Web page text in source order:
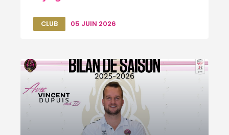
CLUB 05 JUIN 2026